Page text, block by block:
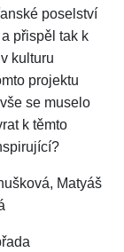
poselství
přispěl tak k
kulturu
projektu
se muselo
k těmto
Matyáš